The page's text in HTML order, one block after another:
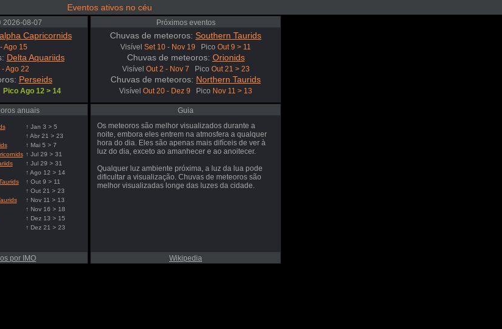
Eventos ativos no céu
2026-08-07
alpha Capricornids
Ago 15
Delta Aquariids
Ago 22
Perseids
Pico Ago 12 > 14
Próximos eventos
Chuvas de meteoros: Southern Taurids
Visível Set 10 - Nov 19 Pico Out 9 > 11
Chuvas de meteoros: Orionids
Visível Out 2 - Nov 7 Pico Out 21 > 23
Chuvas de meteoros: Northern Taurids
Visível Out 20 - Dez 9 Pico Nov 11 > 13
anuais
↑ Jan 3 > 5
↑ Abr 21 > 23
↑ Mai 5 > 7
↑ Jul 29 > 31
↑ Jul 29 > 31
↑ Ago 12 > 14
↑ Out 9 > 11
↑ Out 21 > 23
↑ Nov 11 > 13
↑ Nov 16 > 18
↑ Dez 13 > 15
↑ Dez 21 > 23
por IMO
Guia
Os meteoros são melhor visualizados durante a
noite, embora eles entrem na atmosfera a qualquer
hora do dia. Eles são apenas mais difíceis de ver à
luz do dia, exceto ao amanhecer e ao anoitecer.
Qualquer luz ambiente próxima, a luz da lua pode
dificultar a visualização. Chuvas de meteoros são
melhor visualizadas longe das luzes da cidade.
Wikipedia